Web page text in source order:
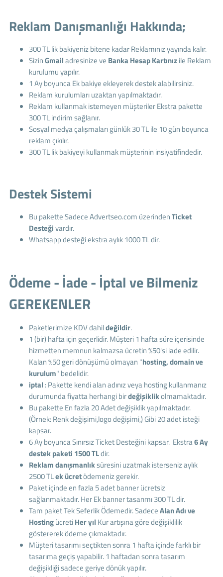
Reklam Danışmanlığı Hakkında;
300 TL lik bakiyeniz bitene kadar Reklamınız yayında kalır.
SizinGmailadresinize ve Banka Hesap Kartınızile Reklam
kurulumu yapılır.
1 Ay boyunca Ek bakiye ekleyerek destek alabilirsiniz.
Reklam kurulumları uzaktan yapılmaktadır.
Reklam kullanmak istemeyen müşteriler Ekstra pakette
300 TL indirim sağlanır.
Sosyal medya çalışmaları günlük 30 TL ile 10 gün boyunca
reklam çıkılır.
300 TL lik bakiyeyi kullanmak müşterinin insiyatifindedir.
Destek Sistemi
Bu pakette Sadece Advertseo.com üzerindenTicket
Desteğivardır.
Whatsapp desteği ekstra aylık 1000 TL dir.
Ödeme - İade - İptal ve Bilmeniz
GEREKENLER
Paketlerimize KDV dahildeğildir.
1 (bir) hafta için geçerlidir. Müşteri 1 hafta süre içerisinde
hizmetten memnun kalmazsa ücretin %50'si iade edilir.
Kalan %50 geri dönüşümü olmayan "hosting, domain ve
kurulum" bedelidir.
iptal : Pakette kendi alan adınız veya hosting kullanmanız
durumunda fiyatta herhangi birdeğişiklikolmamaktadır.
Bu pakette En fazla 20 Adet değişiklik yapılmaktadır.
(Örnek: Renk değişimi,logo değişimi,) Gibi 20 adet isteği
kapsar.
6 Ay boyunca Sınırsız Ticket Desteğini kapsar. Ekstra6 Ay
destek paketi 1500 TLdir.
Reklam danışmanlıksüresini uzatmak isterseniz aylık
2500 TLek ücretödemeniz gerekir.
Paket içinde en fazla 5 adet banner ücretsiz
sağlanmaktadır. Her Ek banner tasarımı 300 TL dir.
Tam paket Tek Seferlik Ödemedir. SadeceAlan Adı ve
HostingücretiHer yıl Kur artışına göre değişiklilik
göstererek ödeme çıkmaktadır.
Müşteri tasarımı seçtikten sonra 1 hafta içinde farklı bir
tasarıma geçiş yapabilir. 1 haftadan sonra tasarım
değişikliği sadece geriye dönük yapılır.